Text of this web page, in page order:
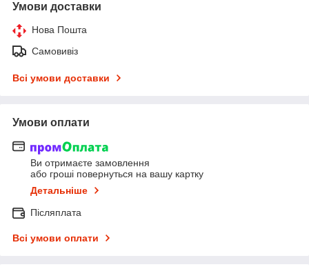
Умови доставки
Нова Пошта
Самовивіз
Всі умови доставки
Умови оплати
Ви отримаєте замовлення
або гроші повернуться на вашу картку
Детальніше
Післяплата
Всі умови оплати